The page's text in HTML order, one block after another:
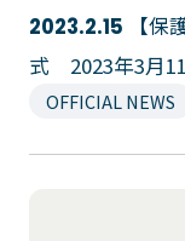
学科一覧
WEBエントリー
2023.2.15
【
式 2023年3月
OFFICIAL NEWS